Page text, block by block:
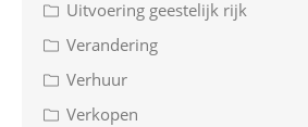
Uitvoering geestelijk rijk
Verandering
Verhuur
Verkopen